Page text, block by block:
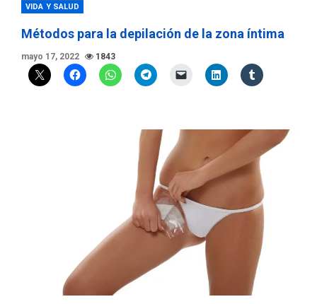
VIDA Y SALUD
Métodos para la depilación de la zona íntima
mayo 17, 2022 1843